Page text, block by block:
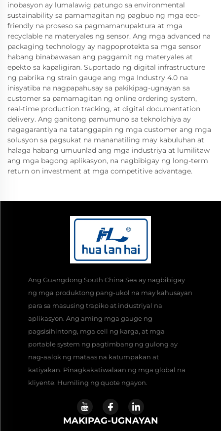
inobasyon ay lumalawig patungo sa environmental
sustainability sa pamamagitan ng pagbuo ng mga eco-
friendly na proseso sa pagmamanupaktura at mga
recyclable na materyales ng sensor. Ang mga advanced na
packaging technology ay nagpoprotekta sa mga sensor
habang binabawasan ang paggamit ng materyales at
epekto sa kapaligiran. Suportado ng digital infrastructure
ng pabrika ng strain gauge ang mga Industry 4.0 na
inisyatiba na nagpapahusay sa pakikipag-ugnayan sa
customer sa pamamagitan ng online ordering system,
real-time production tracking, at digital documentation
delivery. Ang ganitong pamumuno sa teknolohiya ay
nagagarantiya na tatanggapin ng mga customer ang mga
solusyon sa pagsukat na mananatiling may kabuluhan at
halaga habang umuunlad ang mga industriya at lumilitaw
ang mga bagong aplikasyon, na nagbibigay ng long-term
return on investment at mga competitive advantage.
Ang Guangdong South China Sea ay nagbibigay
ng mga produktong pang-ukol na may kahusayan
para sa masusing trapiko at industriyal na
aplikasyon. Ang aming mga gauge ng
pagsisihintong, mga cell ng karga, at mga
portable system ng pagtimbang ng gulong ay
nag-aalok ng mataas na katumpakan at
katiyakan. Pinagkakatiwalaan ng mga global na
kliyente. Humiling ng quote ngayon.
MAKIPAG-UGNAYAN